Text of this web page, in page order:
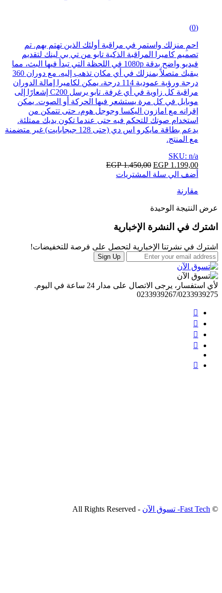
5
(0)
احمِ منزلك واستمر في مراقبة أولئك الذين تهتم بهم. تم
تصميم كاميرا المراقبة الذكية تابو من تي بي لينك لتقديم
فيديو واضح بدقة 1080p في اللحظة التي تبدأ فيها البث، مما
يبقيك متصلاً بمنزلك في أي مكان تذهب إليه. مع دوران 360
درجة ورؤية عمودية 114 درجة، يمكن لكاميرا إمالة الدوران
مراقبة كل زاوية في أي غرفة. تابو يرسل C200 إشعارًا إلى
موبايل في كل مرة يستشعر فيها الحركة أو الصوت. يمكن
إقرانه مع امازون اليكسا وجوجل هوم، حتى تتمكن من
استخدام صوتك للتحكم فيه حتى عندما تكون يديك ممتلئة.
يدعم بطاقة مايكرو اس دي (حتى 128 جيجابايت) غير متضمنة
مع المنتج.
SKU: n/a
EGP 1.199,00
EGP1.450,00
أضف الي سلة المشتريات
مقارنة
عرض النتيجة الوحيدة
Brands
Carousel
اشترك في النشرة الإخبارية
اشترك في نشرتنا الإخبارية لتحصل على فرصة للتخفيضات!
Sign Up
لأي استفسار، يرجى الاتصال على مدار 24 ساعة في اليوم.
0233939267/0233939275
© Fast Tech- تسوق الآن - All Rights Reserved